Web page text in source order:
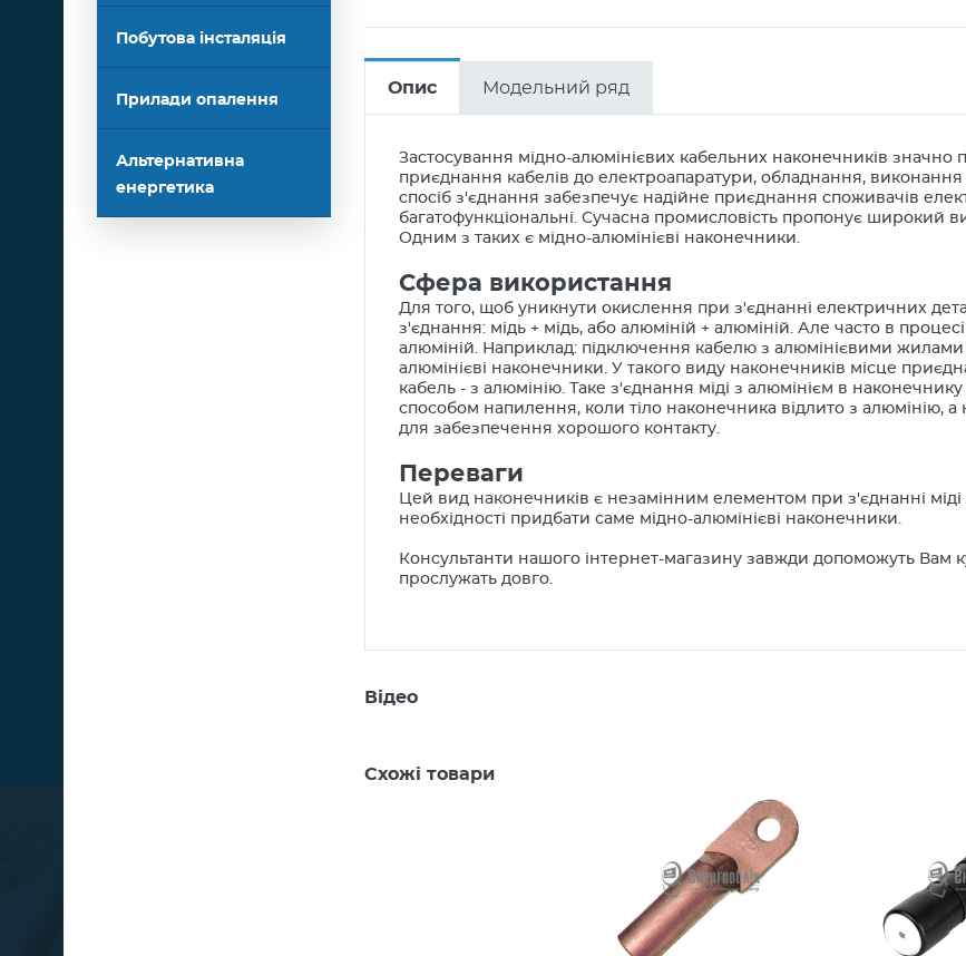
Побутова інсталяція
Прилади опалення
Альтернативна
енергетика
Опис Модельний ряд
Застосування мідно-алюмінієвих кабельних наконечників значно
приєднання кабелів до електроапаратури, обладнання,
спосіб з'єднання забезпечує надійне приєднання споживачів
багатофункціональні. Сучасна промисловість пропонує широкий
Одним з таких є мідно-алюмінієві наконечники.
Сфера використання
Для того, щоб уникнути окислення при з'єднанні електричних
з'єднання: мідь + мідь, або алюміній + алюміній. Але часто в
алюміній. Наприклад: підключення кабелю з алюмінієвими жилами
алюмінієві наконечники. У такого виду наконечників місце
кабель - з алюмінію. Таке з'єднання міді з алюмінієм в
способом напилення, коли тіло наконечника відлито з алюмінію,
для забезпечення хорошого контакту.
Переваги
Цей вид наконечників є незамінним елементом при з'єднанні міді
необхідності придбати саме мідно-алюмінієві наконечники.
Консультанти нашого інтернет-магазину завжди допоможуть Вам
прослужать довго.
Відео
Схожі товари